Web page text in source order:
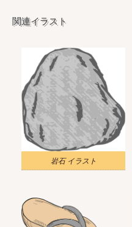
関連イラスト
岩石 イラスト